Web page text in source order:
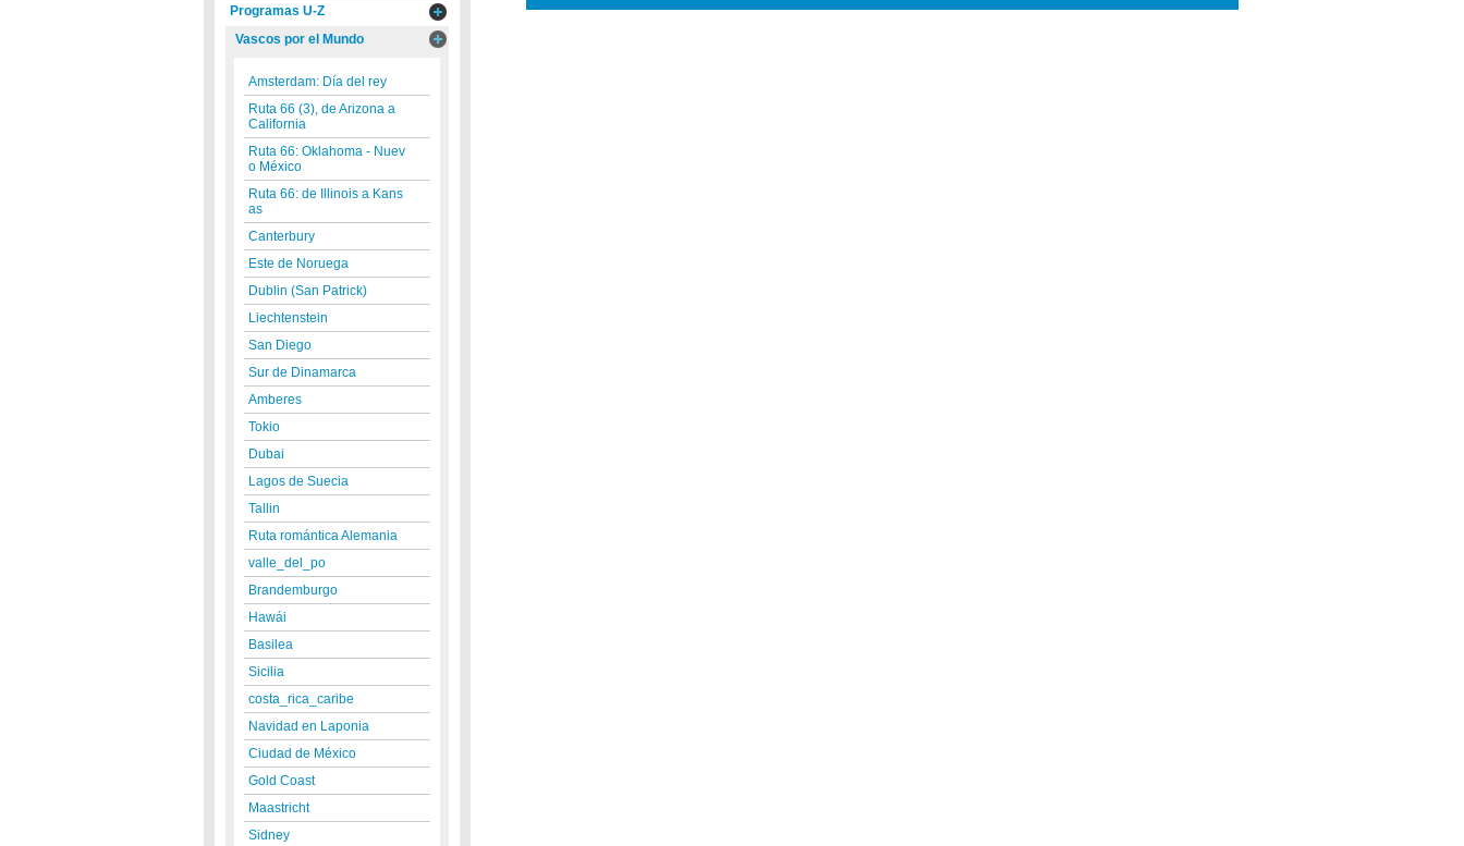
Programas U-Z
Vascos por el Mundo
Amsterdam: Día del rey
Ruta 66 (3), de Arizona a
California
Ruta 66: Oklahoma - Nuev
o México
Ruta 66: de Illinois a Kans
as
Canterbury
Este de Noruega
Dublin (San Patrick)
Liechtenstein
San Diego
Sur de Dinamarca
Amberes
Tokio
Dubai
Lagos de Suecia
Tallin
Ruta romántica Alemania
valle_del_po
Brandemburgo
Hawái
Basilea
Sicilia
costa_rica_caribe
Navidad en Laponia
Ciudad de México
Gold Coast
Maastricht
Sidney